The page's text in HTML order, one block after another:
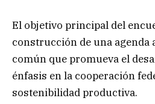
El objetivo principal del
construcción de una
común que promueva el
énfasis en la cooperación
sostenibilidad productiva.